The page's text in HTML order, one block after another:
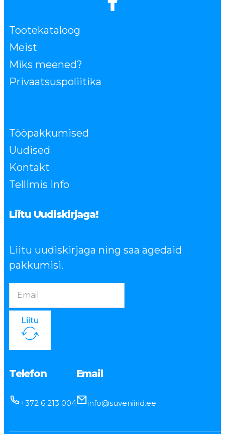
Tootekataloog
Meist
Miks meened?
Privaatsuspoliitika
Tööpakkumised
Uudised
Kontakt
Tellimis info
Liitu Uudiskirjaga!
Liitu uudiskirjaga ning saa ägedaid
pakkumisi.
Liitu
Telefon
+372 6 213 004
Email
info@suveniirid.ee